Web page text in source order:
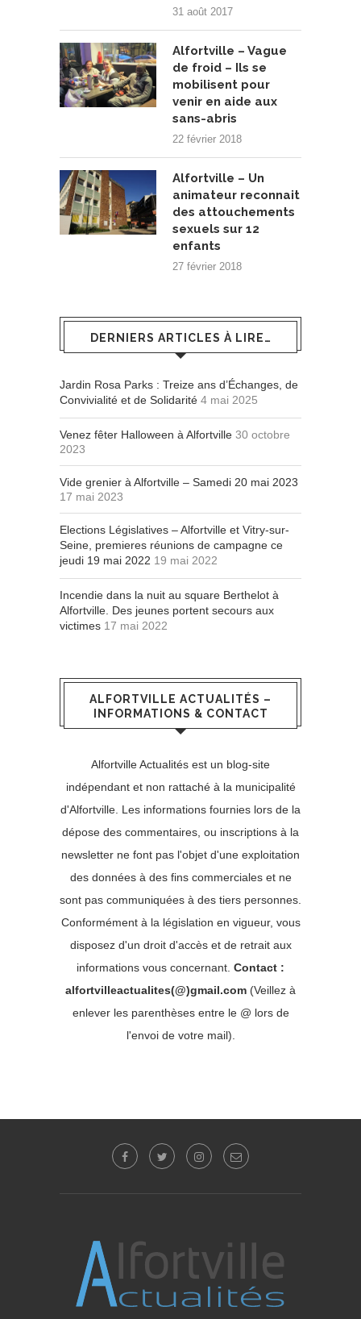
31 août 2017
Alfortville – Vague
de froid – Ils se
mobilisent pour
venir en aide aux
sans-abris
22 février 2018
Alfortville – Un
animateur reconnait
des attouchements
sexuels sur 12
enfants
27 février 2018
DERNIERS ARTICLES À LIRE…
Jardin Rosa Parks : Treize ans d’Échanges, de
Convivialité et de Solidarité 4 mai 2025
Venez fêter Halloween à Alfortville 30 octobre
2023
Vide grenier à Alfortville – Samedi 20 mai 2023
17 mai 2023
Elections Législatives – Alfortville et Vitry-sur-
Seine, premieres réunions de campagne ce
jeudi 19 mai 2022 19 mai 2022
Incendie dans la nuit au square Berthelot à
Alfortville. Des jeunes portent secours aux
victimes 17 mai 2022
ALFORTVILLE ACTUALITÉS –
INFORMATIONS & CONTACT
Alfortville Actualités est un blog-site
indépendant et non rattaché à la municipalité
d'Alfortville. Les informations fournies lors de la
dépose des commentaires, ou inscriptions à la
newsletter ne font pas l'objet d'une exploitation
des données à des fins commerciales et ne
sont pas communiquées à des tiers personnes.
Conformément à la législation en vigueur, vous
disposez d'un droit d'accès et de retrait aux
informations vous concernant. Contact :
alfortvilleactualites(@)gmail.com (Veillez à
enlever les parenthèses entre le @ lors de
l'envoi de votre mail).